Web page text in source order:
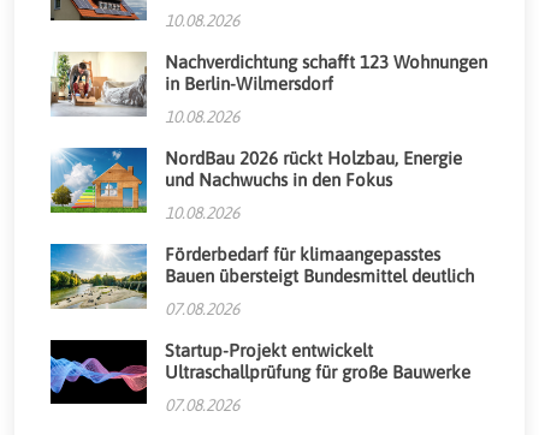
10.08.2026
Nachverdichtung schafft 123 Wohnungen
in Berlin-Wilmersdorf
10.08.2026
NordBau 2026 rückt Holzbau, Energie
und Nachwuchs in den Fokus
10.08.2026
Förderbedarf für klimaangepasstes
Bauen übersteigt Bundesmittel deutlich
07.08.2026
Startup-Projekt entwickelt
Ultraschallprüfung für große Bauwerke
07.08.2026